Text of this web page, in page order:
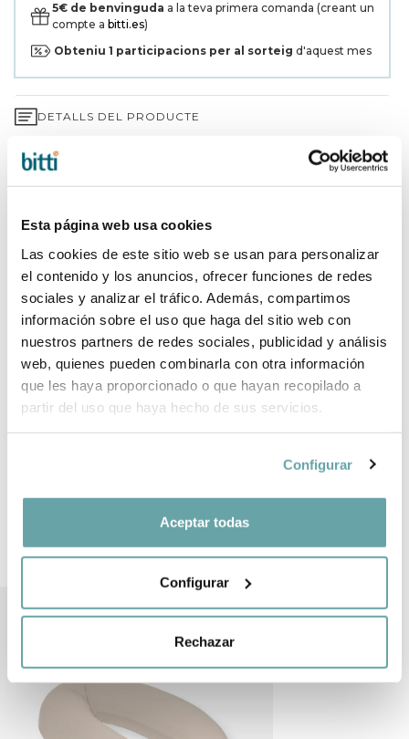
Esta página web usa cookies
Las cookies de este sitio web se usan para personalizar
el contenido y los anuncios, ofrecer funciones de redes
sociales y analizar el tráfico. Además, compartimos
información sobre el uso que haga del sitio web con
nuestros partners de redes sociales, publicidad y análisis
web, quienes pueden combinarla con otra información
que les haya proporcionado o que hayan recopilado a
partir del uso que haya hecho de sus servicios.
Configurar
Aceptar todas
Configurar
Rechazar
5€ de benvinguda a la teva primera comanda (creant un
compte a bitti.es)
Obteniu 1 participacions per al sorteig d'aquest mes
DETALLS DEL PRODUCTE
GARANTIA DE 3 ANYS*
INFORMACIÓ DE LA MARCA
COMPARTIR